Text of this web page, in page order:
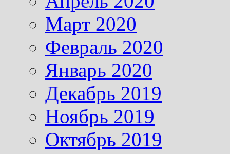
Март 2020
Февраль 2020
Январь 2020
Декабрь 2019
Ноябрь 2019
Октябрь 2019